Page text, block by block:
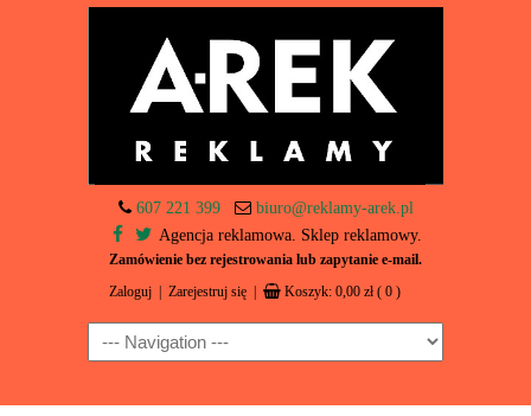
607 221 399
biuro@reklamy-arek.pl
Agencja reklamowa. Sklep reklamowy.
Zamówienie bez rejestrowania lub zapytanie e-mail.
Zaloguj Zarejestruj się Koszyk: 0,00 zł ( 0 )
Navigation